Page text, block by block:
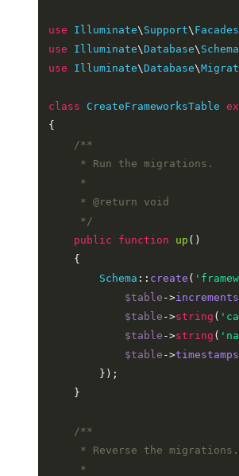
use Illuminate\ Support\ Facades
use
Illuminate\Database\ Schema
use
Illuminate\Database\
class CreateFrameworksTable
{
/**
     * Run the migrations.
     *
     *
@return void
     */
public
function up ( )
{
Schema :: create (
$table ->increments
$table ->string (
$table ->string (
$table ->timestamps
        });
    }
/**
     * Reverse the migrations.
     *